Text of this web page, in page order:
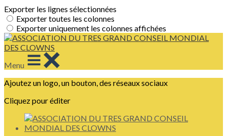
Exporter les lignes sélectionnées
Exporter toutes les colonnes
Exporter uniquement les colonnes affichées
Menu
Ajoutez un logo, un bouton, des réseaux sociaux
Cliquez pour éditer